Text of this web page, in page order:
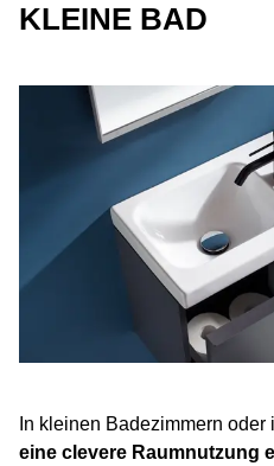
KLEINE BAD
In kleinen Badezimmern
eine clevere Raumnutzung